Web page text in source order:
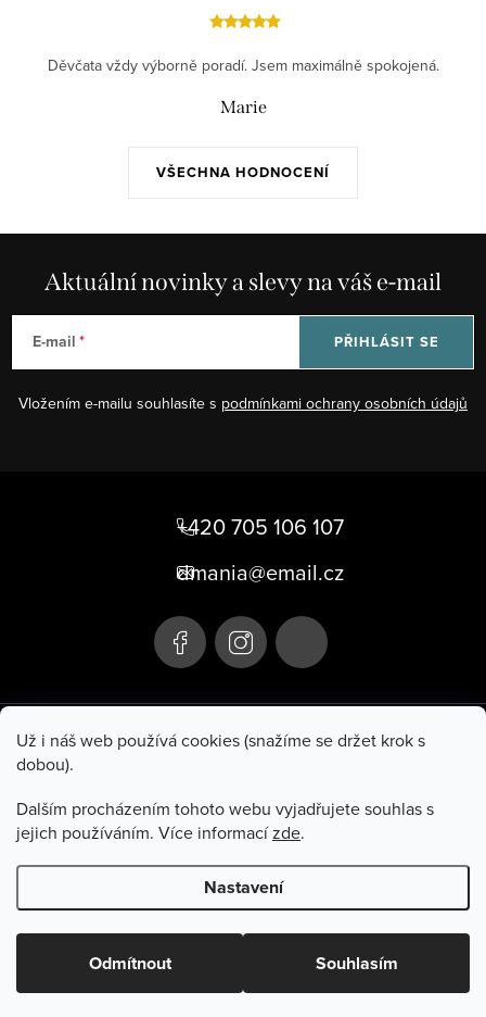
Už i náš web používá cookies (snažíme se držet krok s
dobou).
Dalším procházením tohoto webu vyjadřujete souhlas s
jejich používáním. Více informacízde.
Nastavení
Odmítnout Souhlasím
VŠECHNA HODNOCENÍ
Děvčata vždy výborně poradí. Jsem maximálně spokojená.
Marie
Aktuální novinky a slevy na váš e-mail
E-mail
Vložením e-mailu souhlasíte s podmínkami ochrany osobních údajů
PŘIHLÁSIT SE
+420 705 106 107
dmania@email.cz
+420 705 106 107
Informace pro vás
Copyright 2026Dmania. Všechna práva vyhrazena.